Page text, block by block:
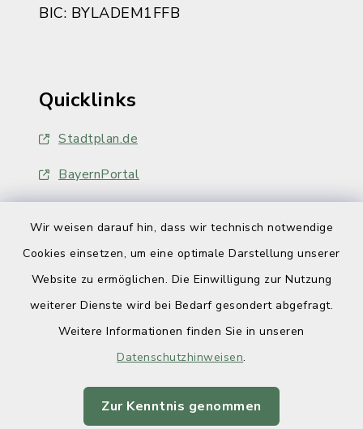
Wir weisen darauf hin, dass wir technisch notwendige
Cookies einsetzen, um eine optimale Darstellung unserer
Website zu ermöglichen. Die Einwilligung zur Nutzung
weiterer Dienste wird bei Bedarf gesondert abgefragt.
Weitere Informationen finden Sie in unseren
Datenschutzhinweisen.
Zur Kenntnis genommen
BIC: BYLADEM1FFB
Quicklinks
Stadtplan.de
BayernPortal
Barrierefreiheit
Impressum